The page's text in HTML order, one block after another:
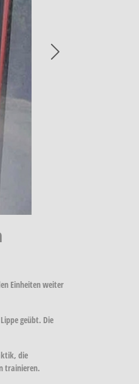
Einheiten weiter
geübt. Die
die
trainieren.